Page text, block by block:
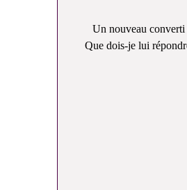
Un nouveau converti
Que dois-je lui